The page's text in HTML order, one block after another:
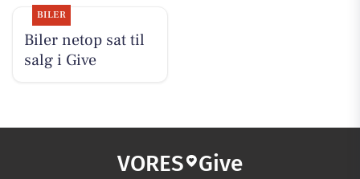
BILER
Biler netop sat til
salg i Give
VORES Give